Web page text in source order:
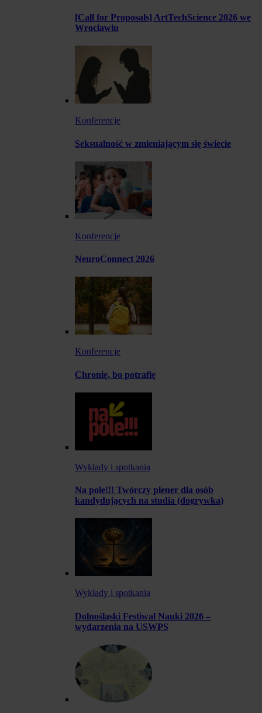
[Call for Proposals] ArtTechScience 2026 we
Wrocławiu
Konferencje
Seksualność w zmieniającym się świecie
Konferencje
NeuroConnect 2026
Konferencje
Chronię, bo potrafię
Wykłady i spotkania
Na pole!!! Twórczy plener dla osób
kandydujących na studia (dogrywka)
Wykłady i spotkania
Dolnośląski Festiwal Nauki 2026 –
wydarzenia na USWPS